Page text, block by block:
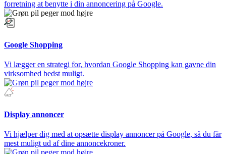
forretning at benytte i din annoncering på Google.
Google Shopping
Vi lægger en strategi for, hvordan Google Shopping kan gavne din
virksomhed bedst muligt.
Display annoncer
Vi hjælper dig med at opsætte display annoncer på Google, så du får
mest muligt ud af dine annoncekroner.